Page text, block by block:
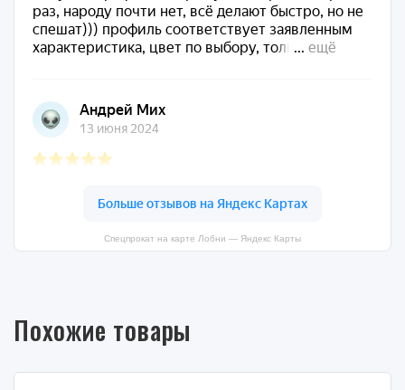
Спецпрокат на карте Лобни — Яндекс Карты
Похожие товары